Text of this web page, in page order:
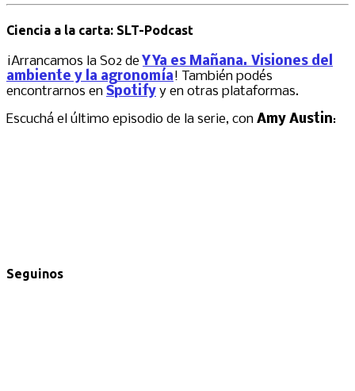
Ciencia a la carta: SLT-Podcast
¡Arrancamos la S02 deY Ya es Mañana. Visiones del
ambiente y la agronomía! También podés
encontrarnos en Spotify y en otras plataformas.
Escuchá el último episodio de la serie, con Amy Austin:
Seguinos